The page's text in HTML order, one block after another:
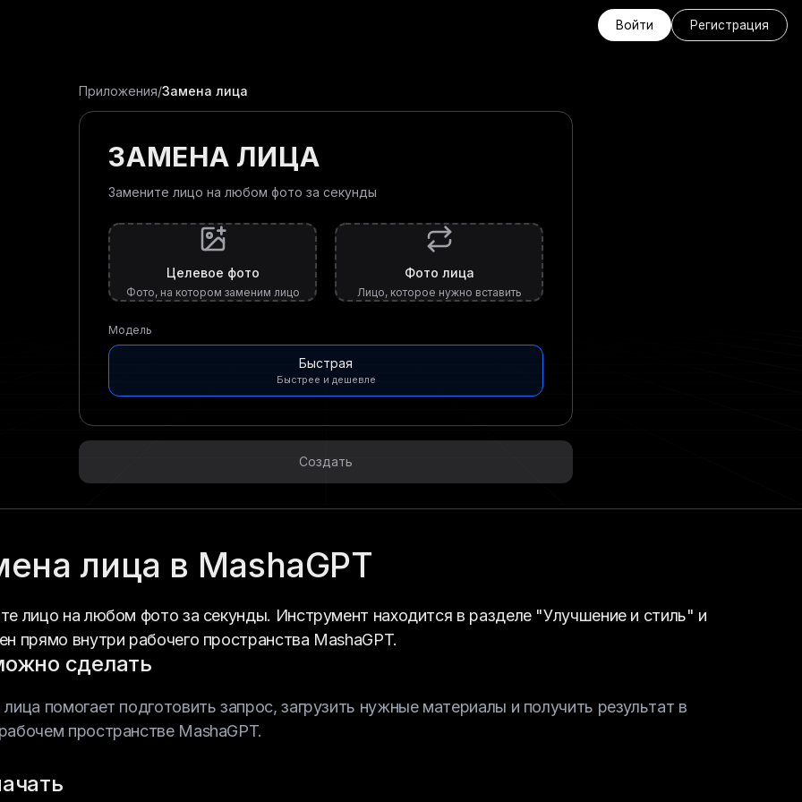
Войти Регистрация
Приложения/Замена лица
ЗАМЕНА ЛИЦА
Замените лицо на любом фото за секунды
Целевое фото
Фото, на котором заменим лицо
Фото лица
Лицо, которое нужно вставить
Модель
Быстрая
Быстрее и дешевле
Создать
лица в MashaGPT
лицо на любом фото за секунды. Инструмент находится в разделе "Улучшение и стиль" и
прямо внутри рабочего пространства MashaGPT.
сделать
помогает подготовить запрос, загрузить нужные материалы и получить результат в
пространстве MashaGPT.